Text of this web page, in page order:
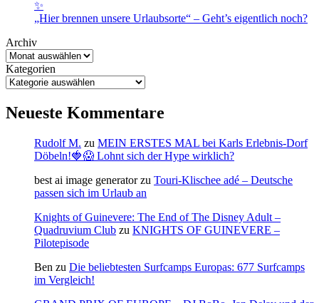
✨
„Hier brennen unsere Urlaubsorte“ – Geht’s eigentlich noch?
Archiv
Kategorien
Neueste Kommentare
Rudolf M. zu MEIN ERSTES MAL bei Karls Erlebnis-Dorf
Döbeln!🍓😱 Lohnt sich der Hype wirklich?
best ai image generatorzu Touri-Klischee adé – Deutsche
passen sich im Urlaub an
Knights of Guinevere: The End of The Disney Adult –
Quadruvium Club zu KNIGHTS OF GUINEVERE –
Pilotepisode
Ben zu Die beliebtesten Surfcamps Europas: 677 Surfcamps
im Vergleich!